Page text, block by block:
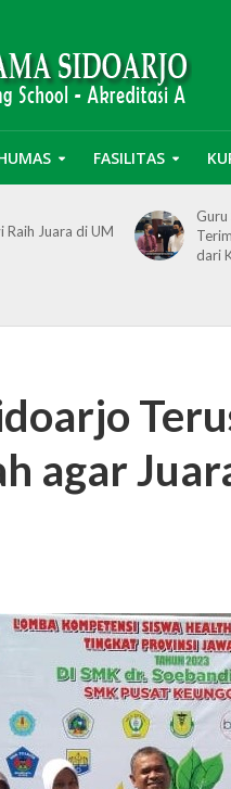
FASILITAS
Raih Juara di UM
Guru
dari
agar